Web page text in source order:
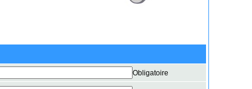
Obligatoire